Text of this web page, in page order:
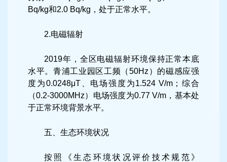
Bq/kg和2.0 Bq/kg，处于正常水平。
2.电磁辐射
2019年，全区电磁辐射环境保持正常本底
水平。青浦工业园区工频（50Hz）的磁感应强
度为0.0248μT、电场强度为1.524 V/m；综合
（0.2-3000MHz）电场强度为0.77 V/m，基本处
于正常环境背景水平。
五、生态环境状况
按照《生态环境状况评价技术规范》